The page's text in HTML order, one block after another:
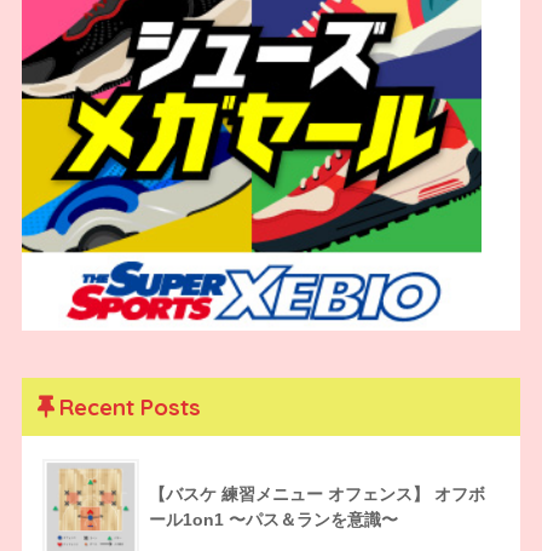
Recent Posts
【バスケ 練習メニュー オフェンス】 オフボ
ール1on1 〜パス＆ランを意識〜